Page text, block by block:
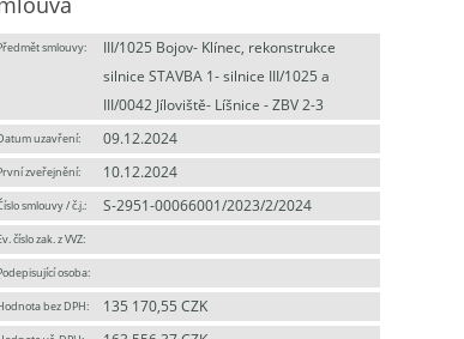
smlouvy:
III/1025 Bojov- Klínec, rekonstrukce
silnice STAVBA 1- silnice III/1025 a
III/0042 Jíloviště- Líšnice - ZBV 2-3
uzavření: 09.12.2024
zveřejnění: 10.12.2024
smlouvy / č.j.: S-2951-00066001/2023/2/2024
číslo zak. z VVZ:
osoba:
bez DPH: 135 170,55 CZK